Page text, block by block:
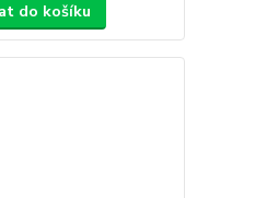
do košíku